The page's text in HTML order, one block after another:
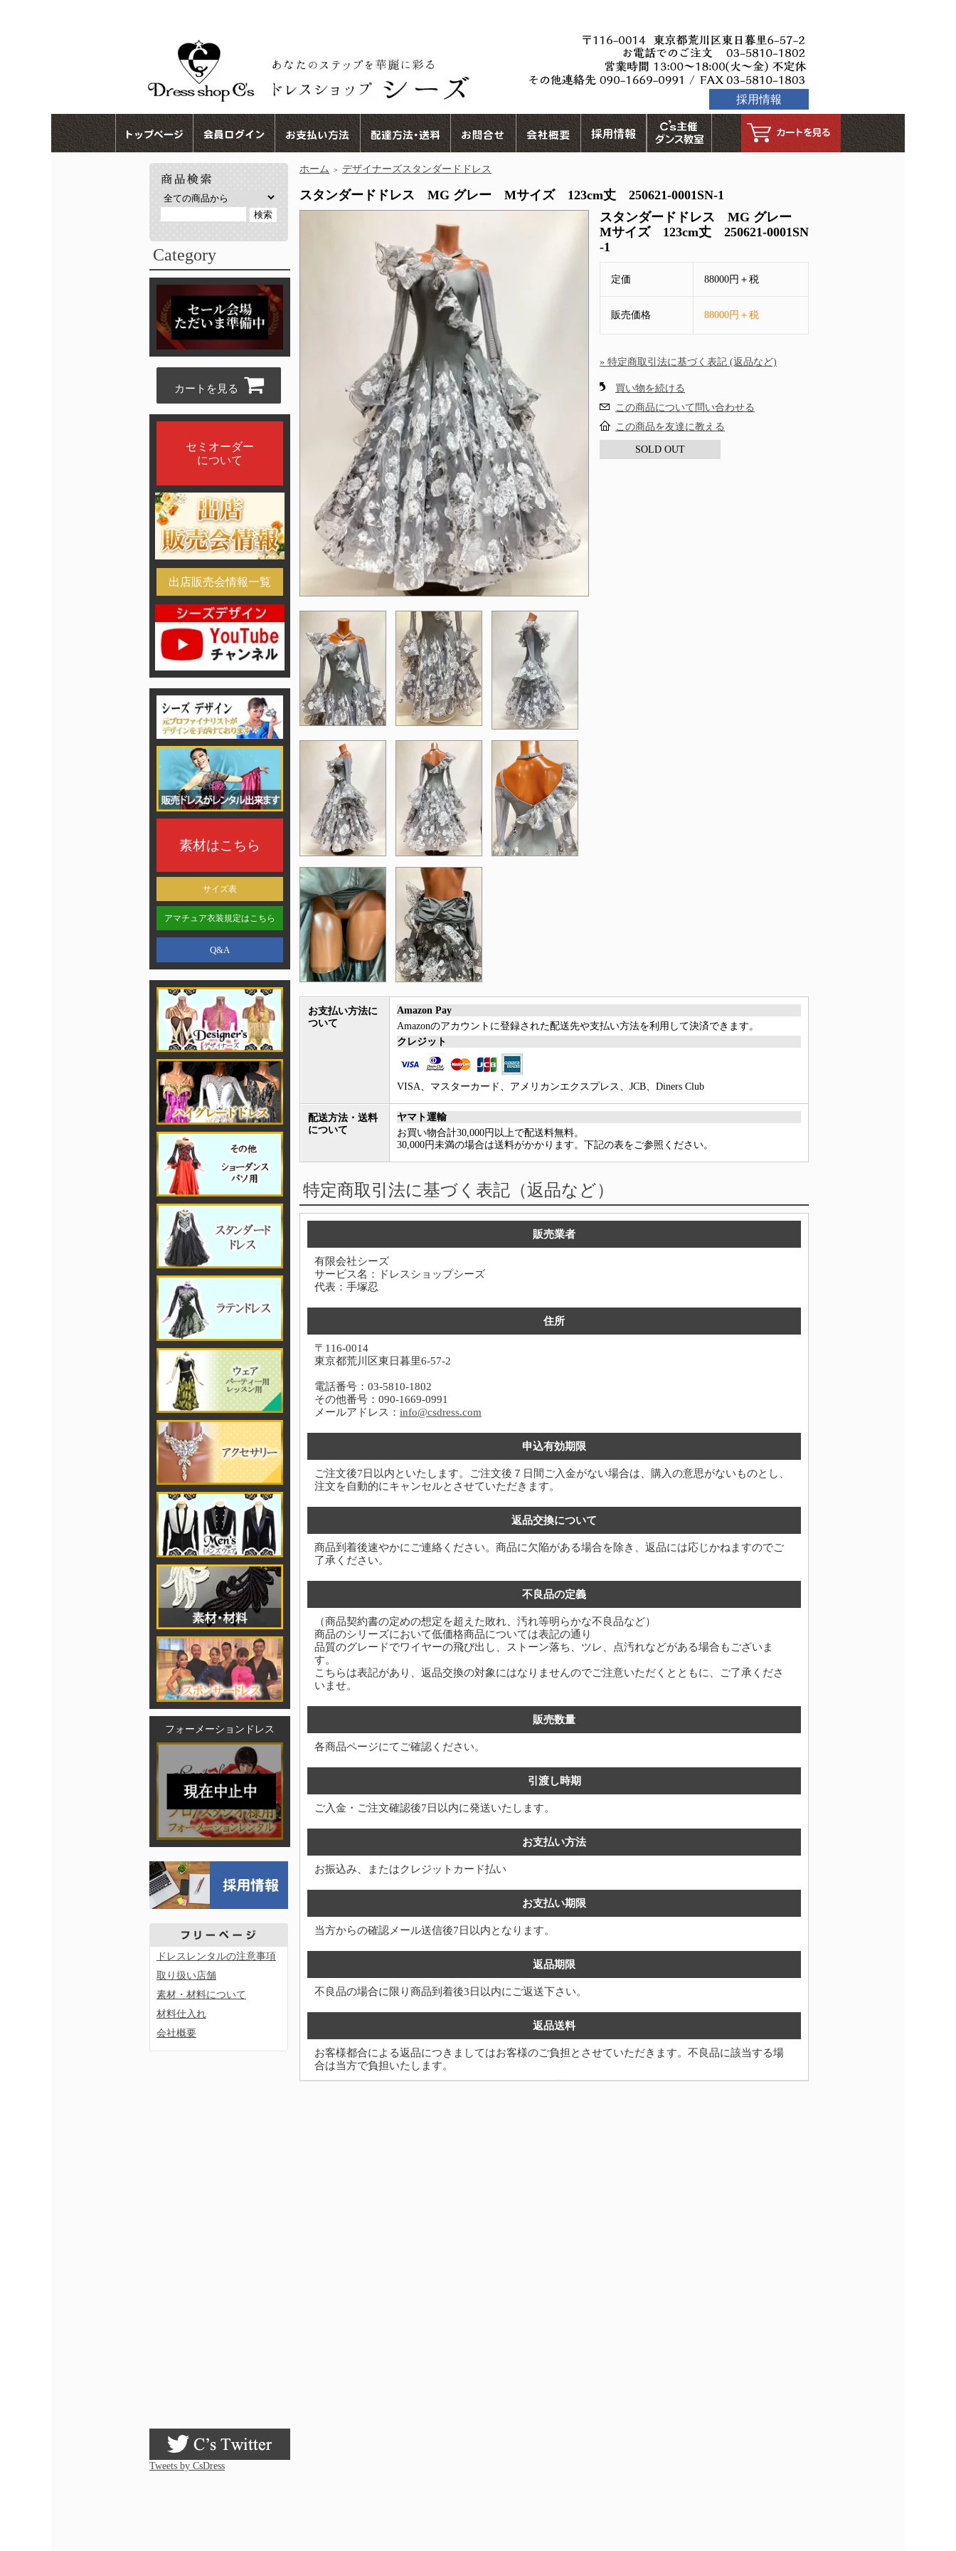
採用情報
Category
カートを見る
セミオーダー
について
出店販売会情報一覧
素材はこちら
サイズ表
アマチュア衣装規定はこちら
Q&A
フォーメーションドレス
ドレスレンタルの注意事項
取り扱い店舗
素材・材料について
材料仕入れ
会社概要
Tweets by CsDress
ホーム ＞ デザイナーズスタンダードドレス
スタンダードドレス MG グレー Mサイズ 123cm丈 250621-0001SN-1
スタンダードドレス MG グレー
Mサイズ 123cm丈 250621-0001SN
-1
定価 88000円＋税
販売価格 88000円＋税
» 特定商取引法に基づく表記 (返品など)
買い物を続ける
この商品について問い合わせる
この商品を友達に教える
SOLD OUT
お支払い方法に
ついて
Amazon Pay
Amazonのアカウントに登録された配送先や支払い方法を利用して決済できます。
クレジット
VISA、マスターカード、アメリカンエクスプレス、JCB、Diners Club
配送方法・送料
について
ヤマト運輸
お買い物合計30,000円以上で配送料無料。
30,000円未満の場合は送料がかかります。下記の表をご参照ください。
特定商取引法に基づく表記（返品など）
販売業者
有限会社シーズ
サービス名：ドレスショップシーズ
代表：手塚忍
住所
〒116-0014
東京都荒川区東日暮里6-57-2
電話番号：03-5810-1802
その他番号：090-1669-0991
メールアドレス： info@csdress.com
申込有効期限
ご注文後7日以内といたします。ご注文後７日間ご入金がない場合は、購入の意思がないものとし、
注文を自動的にキャンセルとさせていただきます。
返品交換について
商品到着後速やかにご連絡ください。商品に欠陥がある場合を除き、返品には応じかねますのでご
了承ください。
不良品の定義
（商品契約書の定めの想定を超えた敗れ、汚れ等明らかな不良品など）
商品のシリーズにおいて低価格商品については表記の通り
品質のグレードでワイヤーの飛び出し、ストーン落ち、ツレ、点汚れなどがある場合もございま
す。
こちらは表記があり、返品交換の対象にはなりませんのでご注意いただくとともに、ご了承くださ
いませ。
販売数量
各商品ページにてご確認ください。
引渡し時期
ご入金・ご注文確認後7日以内に発送いたします。
お支払い方法
お振込み、またはクレジットカード払い
お支払い期限
当方からの確認メール送信後7日以内となります。
返品期限
不良品の場合に限り商品到着後3日以内にご返送下さい。
返品送料
お客様都合による返品につきましてはお客様のご負担とさせていただきます。不良品に該当する場
合は当方で負担いたします。